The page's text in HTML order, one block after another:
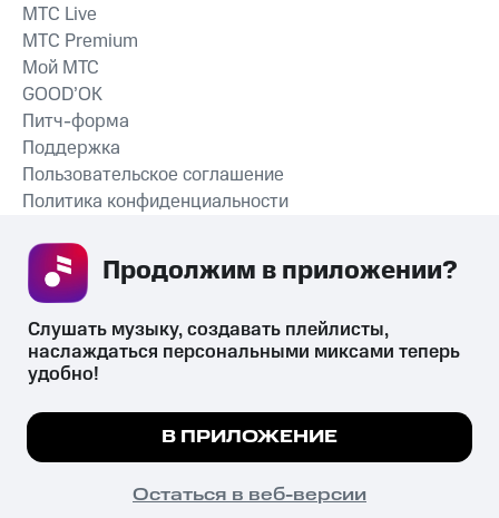
СКАЧАТЬ ПРИЛОЖЕНИЕ
MTС Live
MTС Premium
Мой МТС
GOOD’OK
Питч-форма
Поддержка
Пользовательское соглашение
Политика конфиденциальности
психотропных веществ, их аналогов причиняет вред здоровью,
их незаконный оборот запрещён и влечёт установленную
законодательством ответственность.
© 2026 ООО «КИОН».
Все права защищены
Мы используем куки, чтобы на сайте все
Подробнее
ПОНЯТНО
Слушать музыку, создавать плейлисты,
наслаждаться персональными миксами теперь
удобно!
В ПРИЛОЖЕНИЕ
Остаться в веб-версии